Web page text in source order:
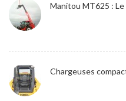
Manitou MT625 :
Chargeuses